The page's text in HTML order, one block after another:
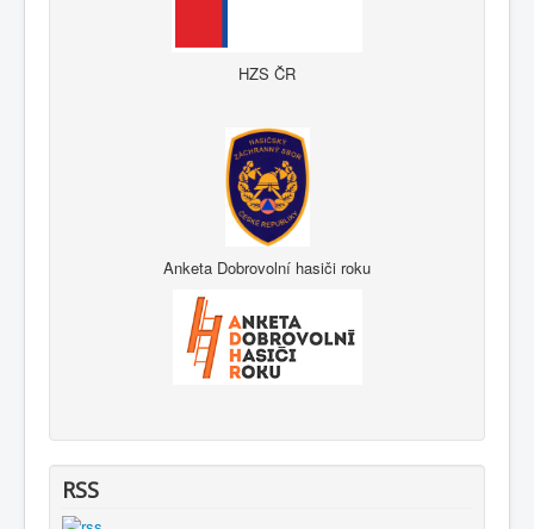
HZS ČR
Anketa Dobrovolní hasiči roku
RSS